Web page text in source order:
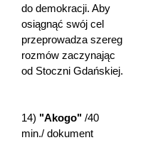
do demokracji. Aby
osiągnąć swój cel
przeprowadza szereg
rozmów zaczynając
od Stoczni Gdańskiej.
14) "Akogo" /40
min./ dokument